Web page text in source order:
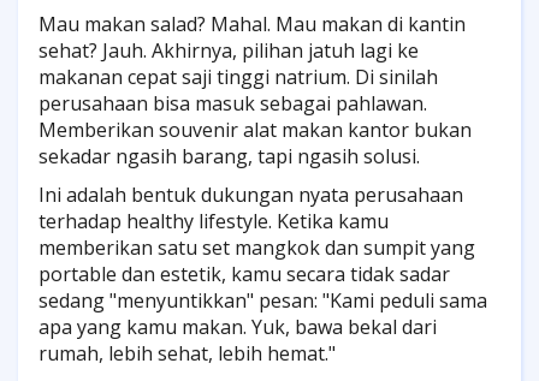
Mau makan salad? Mahal. Mau makan di kantin
sehat? Jauh. Akhirnya, pilihan jatuh lagi ke
makanan cepat saji tinggi natrium. Di sinilah
perusahaan bisa masuk sebagai pahlawan.
Memberikan souvenir alat makan kantor bukan
sekadar ngasih barang, tapi ngasih solusi.
Ini adalah bentuk dukungan nyata perusahaan
terhadap healthy lifestyle. Ketika kamu
memberikan satu set mangkok dan sumpit yang
portable dan estetik, kamu secara tidak sadar
sedang "menyuntikkan" pesan: "Kami peduli sama
apa yang kamu makan. Yuk, bawa bekal dari
rumah, lebih sehat, lebih hemat."